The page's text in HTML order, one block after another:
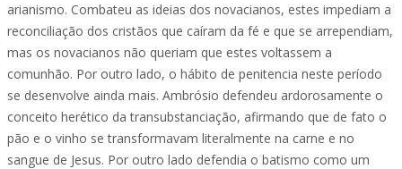
arianismo. Combateu as ideias dos novacianos, estes impediam a
reconciliação dos cristãos que caíram da fé e que se arrependiam,
mas os novacianos não queriam que estes voltassem a
comunhão. Por outro lado, o hábito de penitencia neste período
se desenvolve ainda mais. Ambrósio defendeu ardorosamente o
conceito herético da transubstanciação, afirmando que de fato o
pão e o vinho se transformavam literalmente na carne e no
sangue de Jesus. Por outro lado defendia o batismo como um